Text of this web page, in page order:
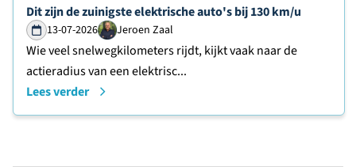
Lees verder over
Dit zijn de zuinigste elektrische auto's bij 130 km/u
13-07-2026 Jeroen Zaal
Wie veel snelwegkilometers rijdt, kijkt vaak naar de
actieradius van een elektrisc...
Lees verder